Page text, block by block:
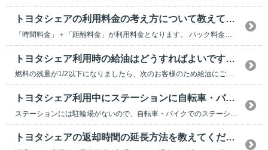
トヨタシェアの利用料金の考え方について教えてください。
「時間料金」＋「距離料金」が利用料金となります。 パック料金適用や無断延長などがあった場合は...
トヨタシェア利用時の給油はどうすればよいですか？
燃料の残量が1/2以下になりましたら、次のお客様のため給油にご協力ください。 サンバイザ...
トヨタシェア利用中にステーションに自転車・バイクを停めてもいいですか？
トヨタシェアの返却時間の延長方法を教えてください。